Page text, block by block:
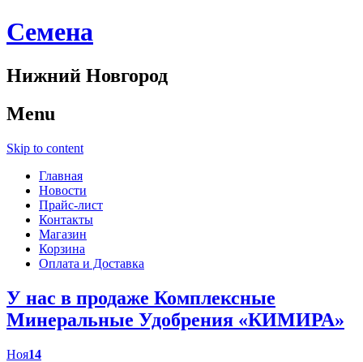
Cемена
Нижний Новгород
Menu
Skip to content
Главная
Новости
Прайс-лист
Контакты
Магазин
Корзина
Оплата и Доставка
У нас в продаже Комплексные
Минеральные Удобрения «КИМИРА»
Ноя14